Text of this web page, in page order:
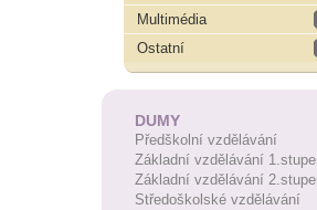
Multimédia
Ostatní
DUMY
Předškolní vzdělávání
Základní vzdělávání
Základní vzdělávání
Středoškolské vzdělávání